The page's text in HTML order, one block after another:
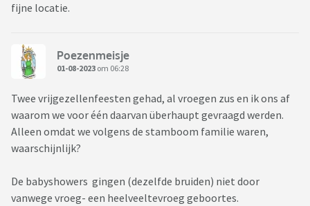
fijne locatie.
Poezenmeisje
01-08-2023 om 06:28
Twee vrijgezellenfeesten gehad, al vroegen zus en ik ons af
waarom we voor één daarvan überhaupt gevraagd werden.
Alleen omdat we volgens de stamboom familie waren,
waarschijnlijk?
De babyshowers gingen (dezelfde bruiden) niet door
vanwege vroeg- een heelveeltevroeg geboortes.